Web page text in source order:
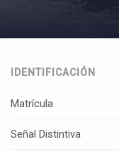
IDENTIFICACIÓN
Matrícula
Señal Distintiva